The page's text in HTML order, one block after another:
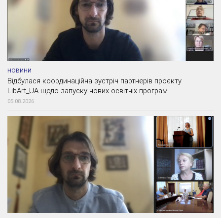
НОВИНИ
Відбулася координаційна зустріч партнерів проєкту
LibArt_UA щодо запуску нових освітніх програм
05.08.2026